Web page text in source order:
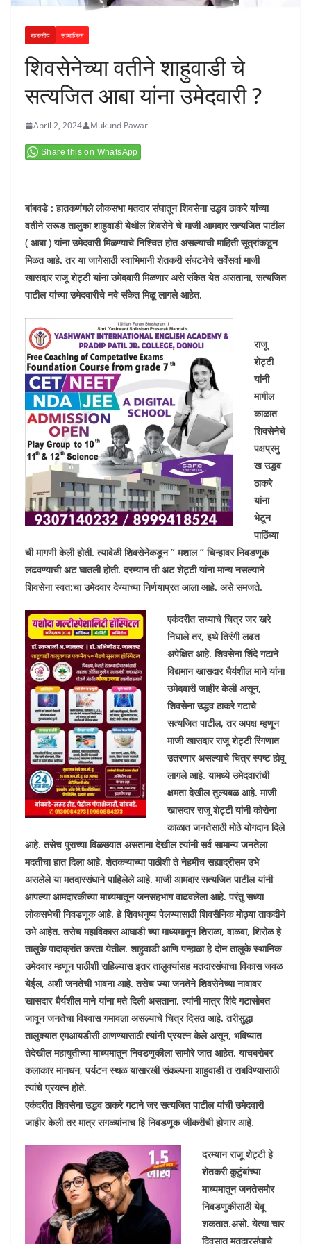
राजकीय सामाजिक
शिवसेनेच्या वतीने शाहुवाडी चे
सत्यजित आबा यांना उमेदवारी ?
April 2, 2024 Mukund Pawar
Share this on WhatsApp
बांबवडे : हातकणंगले लोकसभा मतदार संघातून शिवसेना उद्धव ठाकरे यांच्या
वतीने सरूड तालुका शाहुवाडी येथील शिवसेने चे माजी आमदार सत्यजित पाटील
( आबा ) यांना उमेदवारी मिळण्याचे निश्चित होत असल्याची माहिती सूत्रांकडून
मिळत आहे. तर या जागेसाठी स्वाभिमानी शेतकरी संघटनेचे सर्वेसर्वा माजी
खासदार राजू शेट्टी यांना उमेदवारी मिळणार असे संकेत येत असताना, सत्यजित
पाटील यांच्या उमेदवारीचे नवे संकेत मिळू लागले आहेत.
राजू
शेट्टी
यांनी
मागील
काळात
शिवसेनेचे
पक्षप्रमु
ख उद्धव
ठाकरे
यांना
भेटून
पाठिंब्या
ची मागणी केली होती. त्यावेळी शिवसेनेकडून ” मशाल ” चिन्हावर निवडणूक
लढवण्याची अट घातली होती. दरम्यान ती अट शेट्टी यांना मान्य नसल्याने
शिवसेना स्वत:चा उमेदवार देण्याच्या निर्णयाप्रत आला आहे. असे समजते.
एकंदरीत सध्याचे चित्र जर खरे
निघाले तर, इथे तिरंगी लढत
अपेक्षित आहे. शिवसेना शिंदे गटाने
विद्यमान खासदार धैर्यशील माने यांना
उमेदवारी जाहीर केली असून,
शिवसेना उद्धव ठाकरे गटाचे
सत्यजित पाटील, तर अपक्ष म्हणून
माजी खासदार राजू शेट्टी रिंगणात
उतरणार असल्याचे चित्र स्पष्ट होवू
लागले आहे. यामध्ये उमेदवारांची
क्षमता देखील तुल्यबळ आहे. माजी
खासदार राजू शेट्टी यांनी कोरोना
काळात जनतेसाठी मोठे योगदान दिले
आहे. तसेच पुराच्या विळख्यात असताना देखील त्यांनी सर्व सामान्य जनतेला
मदतीचा हात दिला आहे. शेतकऱ्याच्या पाठीशी ते नेहमीच सह्याद्रीसम उभे
असलेले या मतदारसंघाने पाहिलेले आहे. माजी आमदार सत्यजित पाटील यांनी
आपल्या आमदारकीच्या माध्यमातून जनसहभाग वाढवलेला आहे. परंतु सध्या
लोकसभेची निवडणूक आहे. हे शिवधनुष्य पेलण्यासाठी शिवसैनिक मोठ्या ताकदीने
उभे आहेत. तसेच महाविकास आघाडी च्या माध्यमातून शिराळा, वाळवा, शिरोळ हे
तालुके पादाक्रांत करता येतील. शाहुवाडी आणि पन्हाळा हे दोन तालुके स्थानिक
उमेदवार म्हणून पाठीशी राहिल्यास इतर तालुक्यांसह मतदारसंघाचा विकास जवळ
येईल, अशी जनतेची भावना आहे. तसेच ज्या जनतेने शिवसेनेच्या नावावर
खासदार धैर्यशील माने यांना मते दिली असताना, त्यांनी मात्र शिंदे गटासोबत
जावून जनतेचा विश्वास गमावला असल्याचे चित्र दिसत आहे. तरीसुद्धा
तालुक्यात एमआयडीसी आणण्यासाठी त्यांनी प्रयत्न केले असून, भविष्यात
तेदेखील महायुतीच्या माध्यमातून निवडणुकीला सामोरे जात आहेत. याचबरोबर
कलाकार मानधन, पर्यटन स्थळ यासारखी संकल्पना शाहुवाडी त राबविण्यासाठी
त्यांचे प्रयत्न होते.
एकंदरीत शिवसेना उद्धव ठाकरे गटाने जर सत्यजित पाटील यांची उमेदवारी
जाहीर केली तर मात्र सगळ्यांनाच हि निवडणूक जीकरीची होणार आहे.
दरम्यान राजू शेट्टी हे
शेतकरी कुटुंबांच्या
माध्यमातून जनतेसमोर
निवडणुकीसाठी येवू
शकतात.असो. येत्या चार
दिवसात मतदारसंघाचे